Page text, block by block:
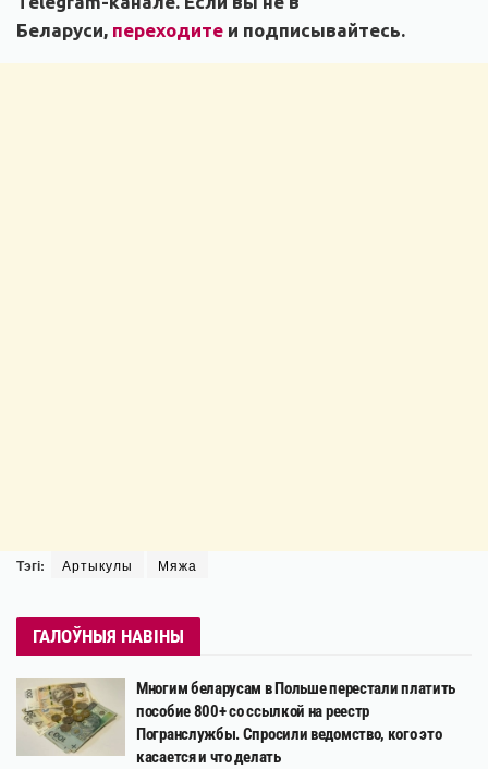
Беларуси, переходите и подписывайтесь.
Тэгі: Артыкулы Мяжа
ГАЛОЎНЫЯ НАВІНЫ
Многим беларусам в Польше перестали платить
пособие 800+ со ссылкой на реестр
Погранслужбы. Спросили ведомство, кого это
касается и что делать